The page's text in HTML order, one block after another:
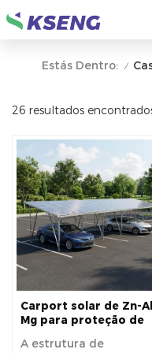
Estás Dentro: /
26 resultados
Carport solar de Zn-
Mg para proteção de
externo e geração de
A estrutura de